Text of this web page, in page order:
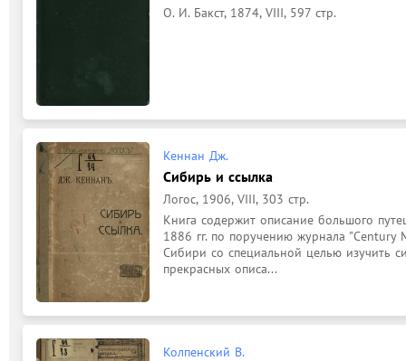
О. И. Бакст, 1874, VIII, 597 стр.
Кеннан Дж.
Сибирь и ссылка
Логос, 1906, VIII, 303 стр.
Книга содержит описание большого
1886 гг. по поручению журнала "Century
Сибири со специальной целью изучить
прекрасных описа...
Колпенский В.